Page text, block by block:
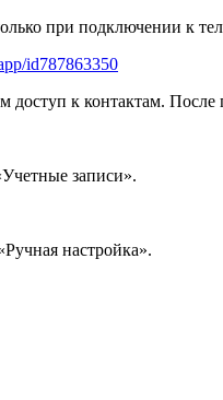
при подключении к
id787863350
к контактам. После
записи».
настройка».